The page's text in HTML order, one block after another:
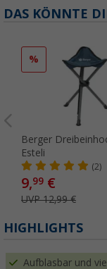
DAS KÖNNTE
%
Berger
Esteli
(2)
9,99 €
UVP 12,99 €
HIGHLIGHTS
Aufblasbar und